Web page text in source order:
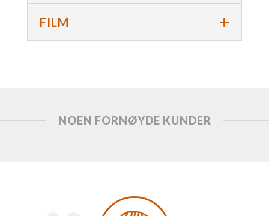
FILM
NOEN FORNØYDE KUNDER